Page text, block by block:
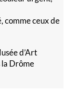
comme ceux de
d’Art
Drôme